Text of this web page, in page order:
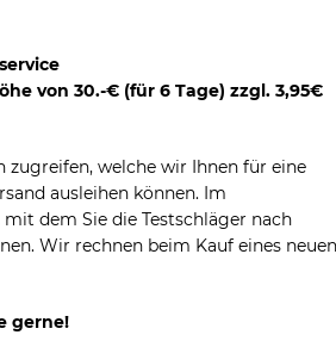
von 30.-€ (für 6 Tage) zzgl. 3,95€
zugreifen, welche wir Ihnen für eine
ausleihen können. Im
dem Sie die Testschläger nach
Wir rechnen beim Kauf eines neuen
gerne!